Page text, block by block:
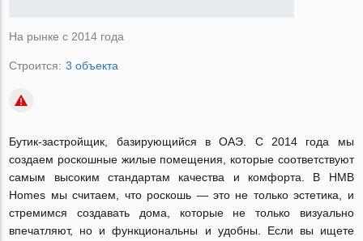
На рынке с 2014 года
Строится: 3 объекта
Бутик-застройщик, базирующийся в ОАЭ. С 2014 года мы
создаем роскошные жилые помещения, которые соответствуют
самым высоким стандартам качества и комфорта. В HMB
Homes мы считаем, что роскошь — это не только эстетика, и
стремимся создавать дома, которые не только визуально
впечатляют, но и функциональны и удобны. Если вы ищете